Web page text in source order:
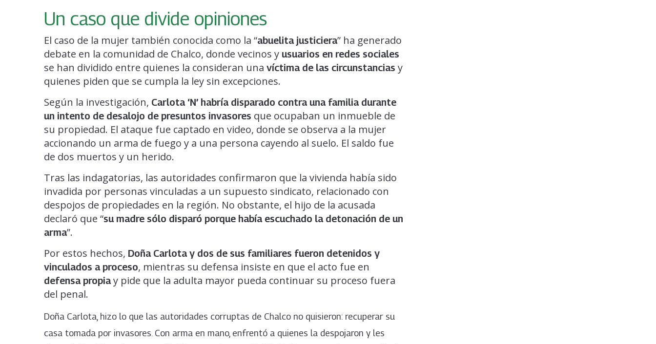
Un caso que divide opiniones
El caso de la mujer también conocida como la “abuelita justiciera” ha generado
debate en la comunidad de Chalco, donde vecinos y usuarios en redes sociales
se han dividido entre quienes la consideran una víctima de las circunstancias y
quienes piden que se cumpla la ley sin excepciones.
Según la investigación, Carlota ‘N’ habría disparado contra una familia durante
un intento de desalojo de presuntos invasores que ocupaban un inmueble de
su propiedad. El ataque fue captado en video, donde se observa a la mujer
accionando un arma de fuego y a una persona cayendo al suelo. El saldo fue
de dos muertos y un herido.
Tras las indagatorias, las autoridades confirmaron que la vivienda había sido
invadida por personas vinculadas a un supuesto sindicato, relacionado con
despojos de propiedades en la región. No obstante, el hijo de la acusada
declaró que “su madre sólo disparó porque había escuchado la detonación de un
arma”.
Por estos hechos, Doña Carlota y dos de sus familiares fueron detenidos y
vinculados a proceso, mientras su defensa insiste en que el acto fue en
defensa propiay pide que la adulta mayor pueda continuar su proceso fuera
del penal.
Doña Carlota, hizo lo que las autoridades corruptas de Chalco no quisieron: recuperar su
casa tomada por invasores. Con arma en mano, enfrentó a quienes la despojaron y les